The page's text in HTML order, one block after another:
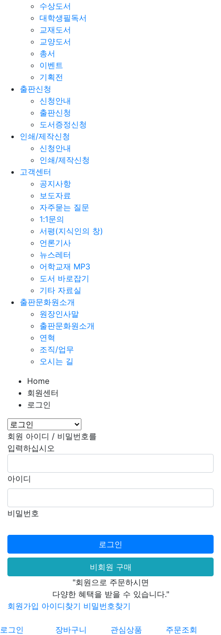
수상도서
대학생필독서
교재도서
교양도서
총서
이벤트
기획전
출판신청
신청안내
출판신청
도서증정신청
인쇄/제작신청
신청안내
인쇄/제작신청
고객센터
공지사항
보도자료
자주묻는 질문
1:1문의
서평(지식인의 창)
언론기사
뉴스레터
어학교재 MP3
도서 바로잡기
기타 자료실
출판문화원소개
원장인사말
출판문화원소개
연혁
조직/업무
오시는 길
Home
회원센터
로그인
회원 아이디 / 비밀번호를
입력하십시오
아이디
비밀번호
로그인
비회원 구매
"회원으로 주문하시면
다양한 혜택을 받을 수 있습니다."
회원가입 아이디찾기 비밀번호찾기
로그인 장바구니 관심상품
주문조회